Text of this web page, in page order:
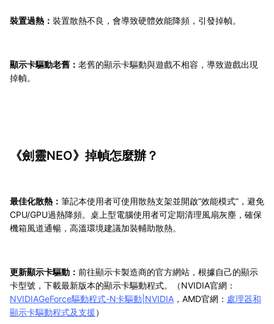
裝置過熱： 裝置散熱不良，會導致硬體效能降頻，引發掉幀。
顯示卡驅動老舊： 老舊的顯示卡驅動與遊戲不相容，導致遊戲出現
掉幀。
《劍靈NEO》掉幀怎麼辦？
最佳化散熱： 筆記本使用者可使用散熱支架並開啟“效能模式”，避免
CPU/GPU過熱降頻。桌上型電腦使用者可定期清理風扇灰塵，確保
機箱風道通暢，高溫環境建議加裝輔助散熱。
更新顯示卡驅動： 前往顯示卡製造商的官方網站，根據自己的顯示
卡型號，下載最新版本的顯示卡驅動程式。（NVIDIA官網：
NVIDIAGeForce驅動程式-N卡驅動|NVIDIA ，AMD官網： 處理器和
顯示卡驅動程式及支援）